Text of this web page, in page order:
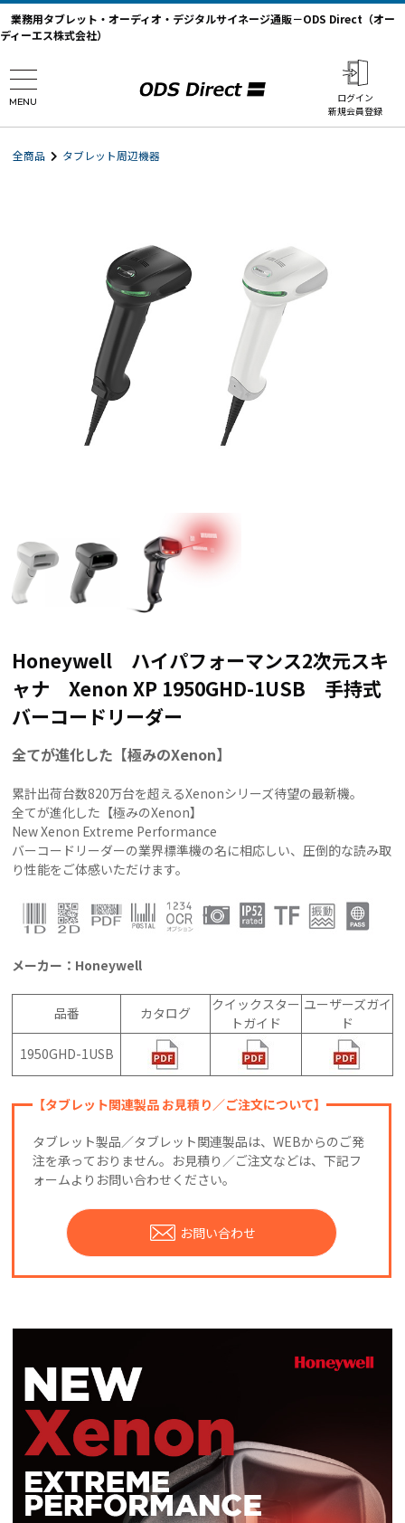
業務用タブレット・オーディオ・デジタルサイネージ通販－ODS Direct（オー
ディーエス株式会社）
MENU
ログイン
新規会員登録
全商品 タブレット周辺機器
Honeywell ハイパフォーマンス2次元スキ
ャナ Xenon XP 1950GHD-1USB 手持式
バーコードリーダー
全てが進化した【極みのXenon】
累計出荷台数820万台を超えるXenonシリーズ待望の最新機。
全てが進化した【極みのXenon】
New Xenon Extreme Performance
バーコードリーダーの業界標準機の名に相応しい、圧倒的な読み取
り性能をご体感いただけます。
メーカー：Honeywell
品番 カタログ
クイックスター
トガイド
ユーザーズガイ
ド
1950GHD-1USB
【タブレット関連製品 お見積り／ご注文について】
タブレット製品／タブレット関連製品は、WEBからのご発
注を承っておりません。お見積り／ご注文などは、下記フ
ォームよりお問い合わせください。
お問い合わせ